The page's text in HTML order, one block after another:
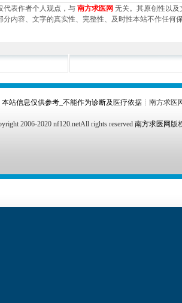
代表作者个人观点，与 南方求医网 无关。其原创性以
分内容、文字的真实性、完整性、及时性本站不作任何
本站信息仅供参考_不能作为诊断及医疗依据┊南方求医
2006-2020 nf120.netAll rights reserved 南方求医网版